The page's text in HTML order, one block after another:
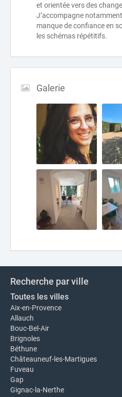
et orientée vers des
J’accompagne
manque de confiance en
les schémas répétitifs.
Galerie
Recherche par ville
Toutes les villes
Aix-en-Provence
Allauch
Bouc-Bel-Air
Brignoles
Béthune
Châteauneuf-les-Martigues
Fuveau
Gap
Gignac-la-Nerthe